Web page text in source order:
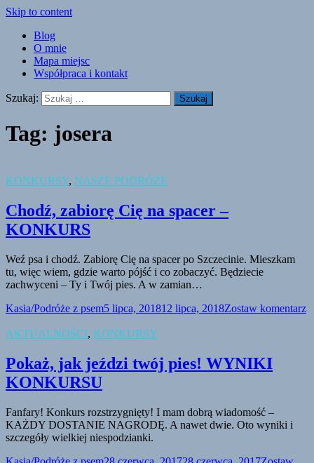
Skip to content
Blog
O mnie
Mapa miejsc
Współpraca i kontakt
Szukaj:
Tag: josera
KONKURSY, NASZE PODRÓŻE
Chodź, zabiorę Cię na spacer –
KONKURS
Weź psa i chodź. Zabiorę Cię na spacer po Szczecinie. Mieszkam
tu, więc wiem, gdzie warto pójść i co zobaczyć. Będziecie
zachwyceni – Ty i Twój pies. A w zamian…
Kasia/Podróże z psem5 lipca, 201812 lipca, 2018Zostaw komentarz
AKTUALNOŚCI, KONKURSY
Pokaż, jak jeździ twój pies! WYNIKI
KONKURSU
Fanfary! Konkurs rozstrzygnięty! I mam dobrą wiadomość –
KAŻDY DOSTANIE NAGRODĘ. A nawet dwie. Oto wyniki i
szczegóły wielkiej niespodzianki.